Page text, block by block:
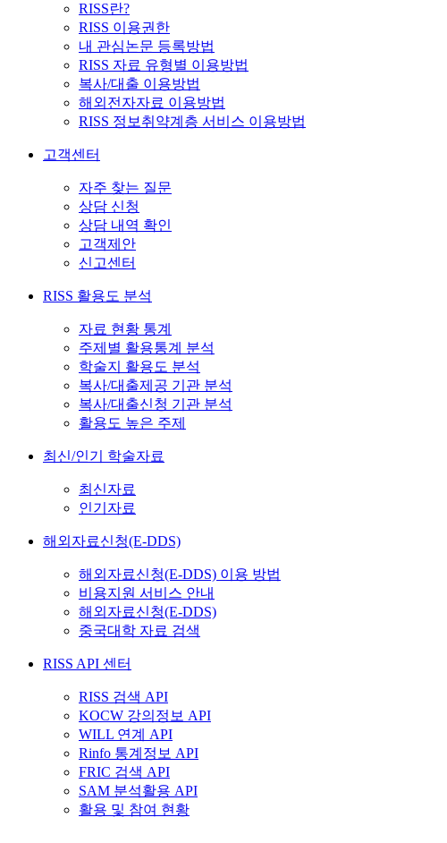
RISS란?
RISS 이용권한
내 관심논문 등록방법
RISS 자료 유형별 이용방법
복사/대출 이용방법
해외전자자료 이용방법
RISS 정보취약계층 서비스 이용방법
고객센터
자주 찾는 질문
상담 신청
상담 내역 확인
고객제안
신고센터
RISS 활용도 분석
자료 현황 통계
주제별 활용통계 분석
학술지 활용도 분석
복사/대출제공 기관 분석
복사/대출신청 기관 분석
활용도 높은 주제
최신/인기 학술자료
최신자료
인기자료
해외자료신청(E-DDS)
해외자료신청(E-DDS) 이용 방법
비용지원 서비스 안내
해외자료신청(E-DDS)
중국대학 자료 검색
RISS API 센터
RISS 검색 API
KOCW 강의정보 API
WILL 연계 API
Rinfo 통계정보 API
FRIC 검색 API
SAM 분석활용 API
활용 및 참여 현황